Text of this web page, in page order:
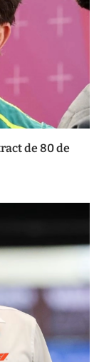
de 80 de